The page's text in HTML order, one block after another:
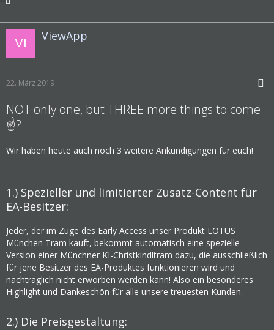
ViewApp
22. März 2019
NOT only one, but THREE more things to come:
☝️?
Wir haben heute auch noch 3 weitere Ankündigungen für euch!
1.) Spezieller und limitierter Zusatz-Content für
EA-Besitzer:
Jeder, der im Zuge des Early Access unser Produkt LOTUS
München Tram kauft, bekommt automatisch eine spezielle
Version einer Münchner KI-Christkindltram dazu, die ausschließlich
für jene Besitzer des EA-Produktes funktionieren wird und
nachträglich nicht erworben werden kann! Also ein besonderes
Highlight und Dankeschön für alle unsere treuesten Kunden.
2.) Die Preisgestaltung: